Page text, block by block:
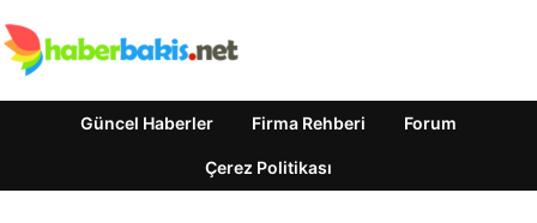
Güncel Haberler Firma Rehberi Forum
Çerez Politikası